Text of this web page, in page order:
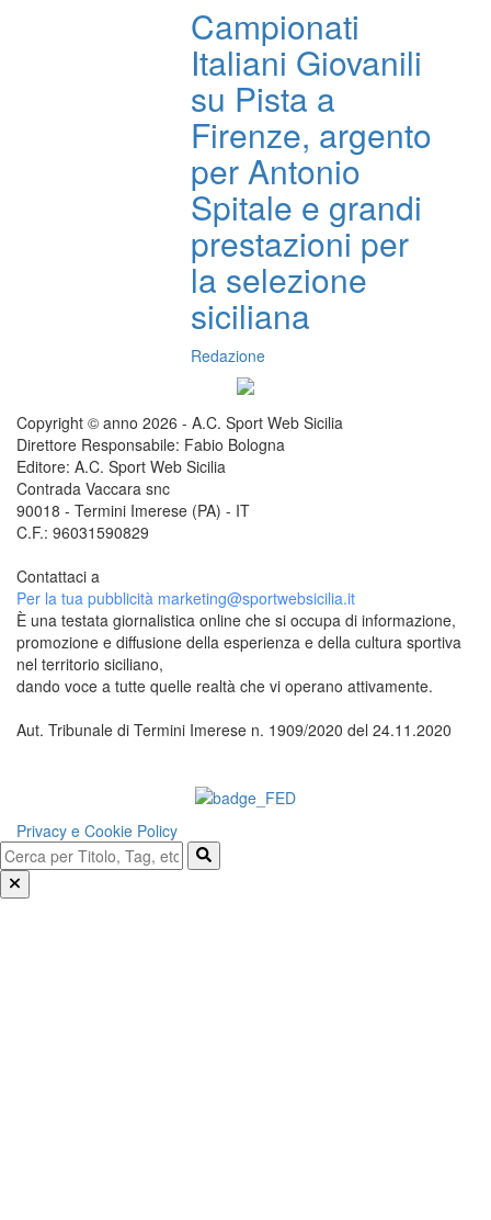
Campionati
Italiani Giovanili
su Pista a
Firenze, argento
per Antonio
Spitale e grandi
prestazioni per
la selezione
siciliana
Redazione
Copyright © anno 2026 - A.C. Sport Web Sicilia
Direttore Responsabile: Fabio Bologna
Editore: A.C. Sport Web Sicilia
Contrada Vaccara snc
90018 - Termini Imerese (PA) - IT
C.F.: 96031590829
Contattaci a
Per la tua pubblicità marketing@sportwebsicilia.it
È una testata giornalistica online che si occupa di informazione,
promozione e diffusione della esperienza e della cultura sportiva
nel territorio siciliano,
dando voce a tutte quelle realtà che vi operano attivamente.
Aut. Tribunale di Termini Imerese n. 1909/2020 del 24.11.2020
Privacy e Cookie Policy